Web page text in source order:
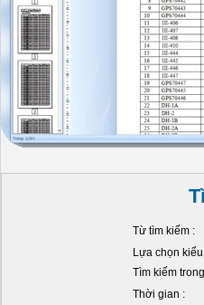
Từ tìm kiếm :
Lựa chọn
Tìm kiếm
Thời gian :